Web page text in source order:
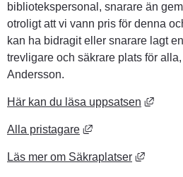
bibliotekspersonal, snarare än
otroligt att vi vann pris för denna
kan ha bidragit eller snarare lagt
trevligare och säkrare plats för
Andersson.
Här kan du läsa uppsatsen Länk
Alla pristagare Länk till annan
Läs mer om Säkraplatser Länk